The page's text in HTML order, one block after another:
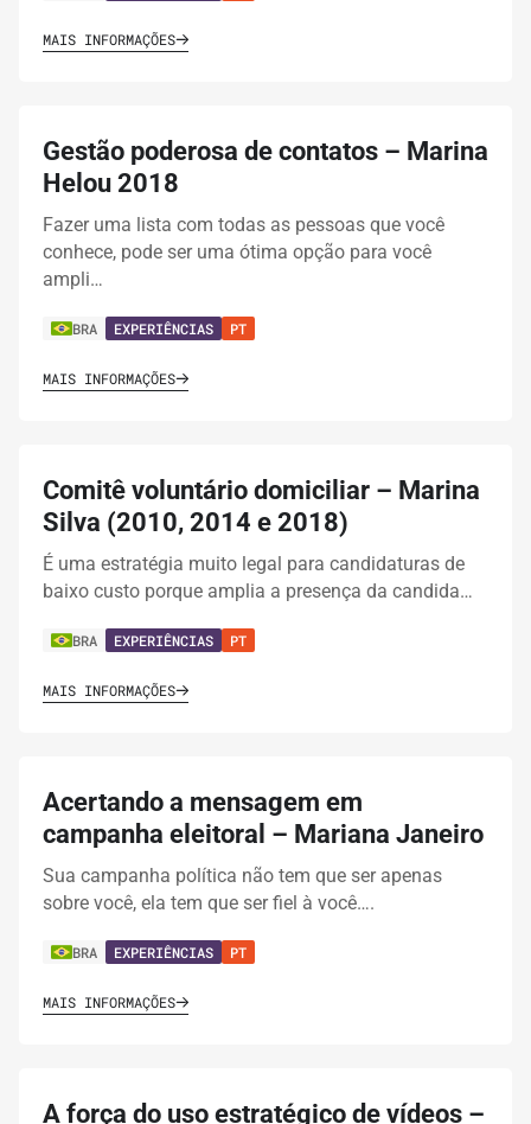
MAIS INFORMAÇÕES
Gestão poderosa de contatos – Marina
Helou 2018
Fazer uma lista com todas as pessoas que você
conhece, pode ser uma ótima opção para você
ampli…
BRA EXPERIÊNCIAS PT
MAIS INFORMAÇÕES
Comitê voluntário domiciliar – Marina
Silva (2010, 2014 e 2018)
É uma estratégia muito legal para candidaturas de
baixo custo porque amplia a presença da candida…
BRA EXPERIÊNCIAS PT
MAIS INFORMAÇÕES
Acertando a mensagem em
campanha eleitoral – Mariana Janeiro
Sua campanha política não tem que ser apenas
sobre você, ela tem que ser fiel à você….
BRA EXPERIÊNCIAS PT
MAIS INFORMAÇÕES
A força do uso estratégico de vídeos –